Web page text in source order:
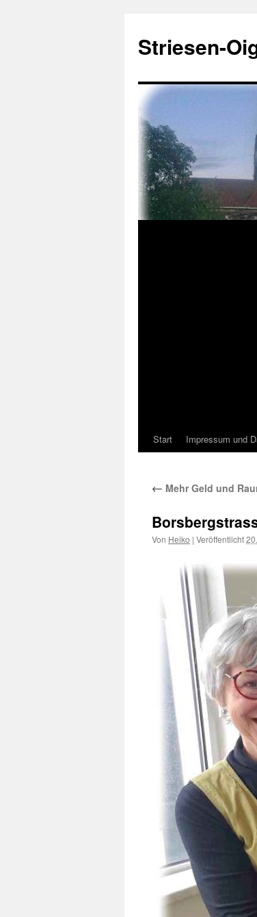
springen
Striesen-
Start Impressum und
← Mehr Geld und
Von Heiko | Veröffentlicht